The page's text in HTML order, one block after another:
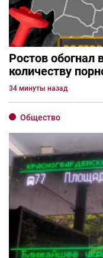
Ростов обогнал
количеству
34 минуты назад
Общество